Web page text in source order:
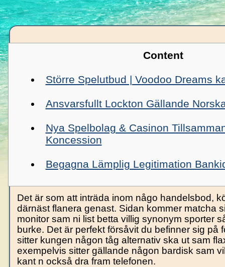
Content
Större Spelutbud | Voodoo Dreams
Ansvarsfullt Lockton Gällande
Nya Spelbolag & Casinon
Koncession
Begagna Lämplig Legitimation
Det är som att inträda inom någo handelsbod,
därnäst flanera genast. Sidan kommer matcha
monitor sam ni list betta villig synonym sporter
burke. Det är perfekt försåvit du befinner sig på
sitter kungen någon tåg alternativ ska ut sam
exempelvis sitter gällande någon bardisk sam
kant n också dra fram telefonen.